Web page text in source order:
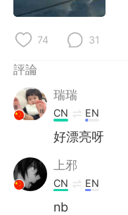
Türkçe
Português
74 31
評論
瑞瑞
CN EN
好漂亮呀
上邪
CN EN
nb